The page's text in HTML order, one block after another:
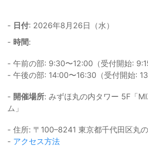
- 日付: 2026年8月26日（水）
- 時間:
- 午前の部: 9:30〜12:00（受付開始:
- 午後の部: 14:00〜16:30（受付開始:
- 開催場所: みずほ丸の内タワー 5F「
ム」
- 住所: 〒100–8241 東京都千代田区丸
- アクセス方法